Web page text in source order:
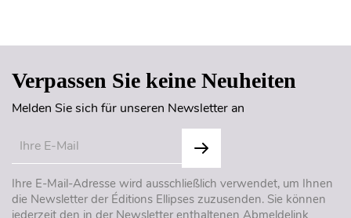
Verpassen Sie keine Neuheiten
Melden Sie sich für unseren Newsletter an
Ihre E-Mail-Adresse wird ausschließlich verwendet, um Ihnen
die Newsletter der Éditions Ellipses zuzusenden. Sie können
jederzeit den in der Newsletter enthaltenen Abmeldelink